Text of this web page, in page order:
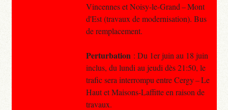
Vincennes et Noisy-le-Grand – Mont
d'Est (travaux de modernisation). Bus
de remplacement.
Perturbation : Du 1er juin au 18 juin
inclus, du lundi au jeudi dès 21:50, le
trafic sera interrompu entre Cergy – Le
Haut et Maisons-Laffitte en raison de
travaux.